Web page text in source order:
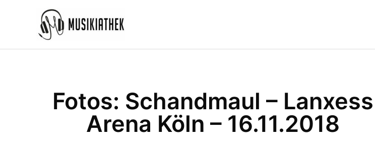
Fotos: Schandmaul – Lanxess
Arena Köln – 16.11.2018